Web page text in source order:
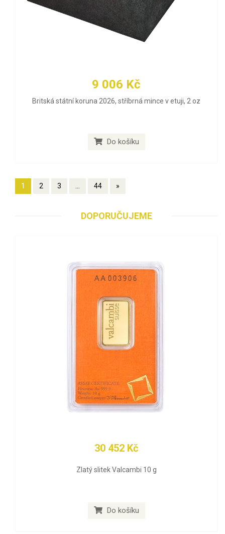
9 006 Kč
Britská státní koruna 2026, stříbrná mince v etuji, 2 oz
Do košíku
1 2 3 ... 44 »
DOPORUČUJEME
30 452 Kč
Zlatý slitek Valcambi 10 g
Do košíku